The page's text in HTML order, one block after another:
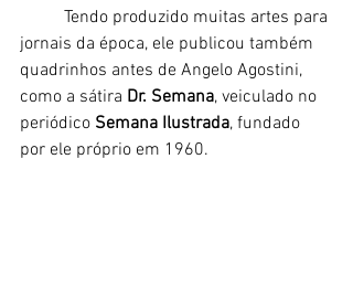
jornais da época, ele publicou também
quadrinhos antes de Angelo Agostini,
como a sátira Dr. Semana, veiculado no
periódico Semana Ilustrada, fundado
por ele próprio em 1960.